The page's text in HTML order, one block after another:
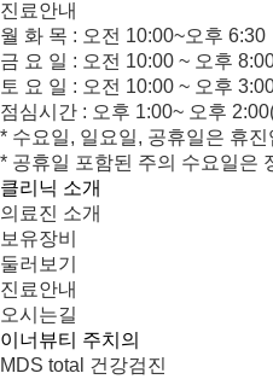
진료안내
월 화 목 : 오전 10:00~오후 6:30
금 요 일 : 오전 10:00 ~ 오후
토 요 일 : 오전 10:00 ~ 오후
점심시간 : 오후 1:00~ 오후
* 수요일, 일요일, 공휴일은 휴진
* 공휴일 포함된 주의 수요일은
클리닉 소개
의료진 소개
보유장비
둘러보기
진료안내
오시는길
이너뷰티 주치의
MDS total 건강검진